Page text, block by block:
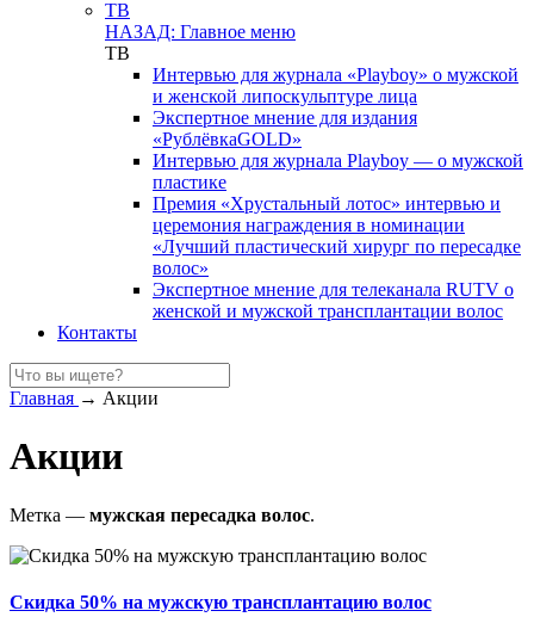
ТВ
НАЗАД: Главное меню
ТВ
Интервью для журнала «Playboy» о мужской
и женской липоскульптуре лица
Экспертное мнение для издания
«РублёвкаGOLD»
Интервью для журнала Playboy — о мужской
пластике
Премия «Хрустальный лотос» интервью и
церемония награждения в номинации
«Лучший пластический хирург по пересадке
волос»
Экспертное мнение для телеканала RUTV о
женской и мужской трансплантации волос
Контакты
Главная → Акции
Акции
Метка — мужская пересадка волос.
Скидка 50% на мужскую трансплантацию волос